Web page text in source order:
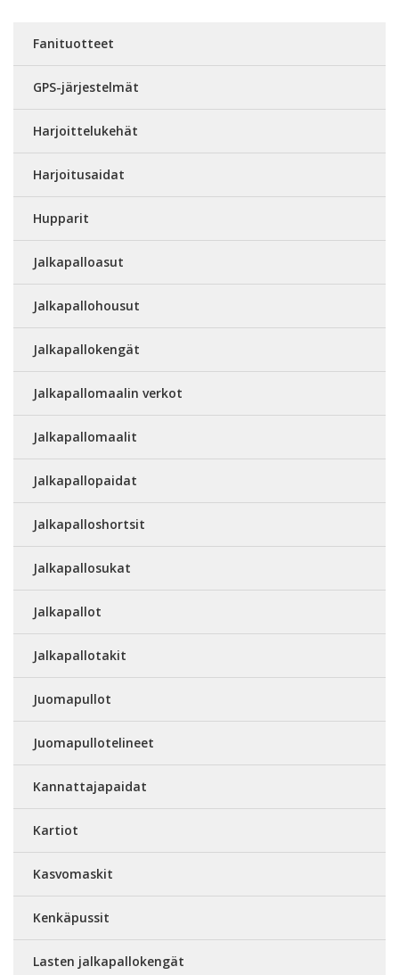
Fanituotteet
GPS-järjestelmät
Harjoittelukehät
Harjoitusaidat
Hupparit
Jalkapalloasut
Jalkapallohousut
Jalkapallokengät
Jalkapallomaalin verkot
Jalkapallomaalit
Jalkapallopaidat
Jalkapalloshortsit
Jalkapallosukat
Jalkapallot
Jalkapallotakit
Juomapullot
Juomapullotelineet
Kannattajapaidat
Kartiot
Kasvomaskit
Kenkäpussit
Lasten jalkapallokengät